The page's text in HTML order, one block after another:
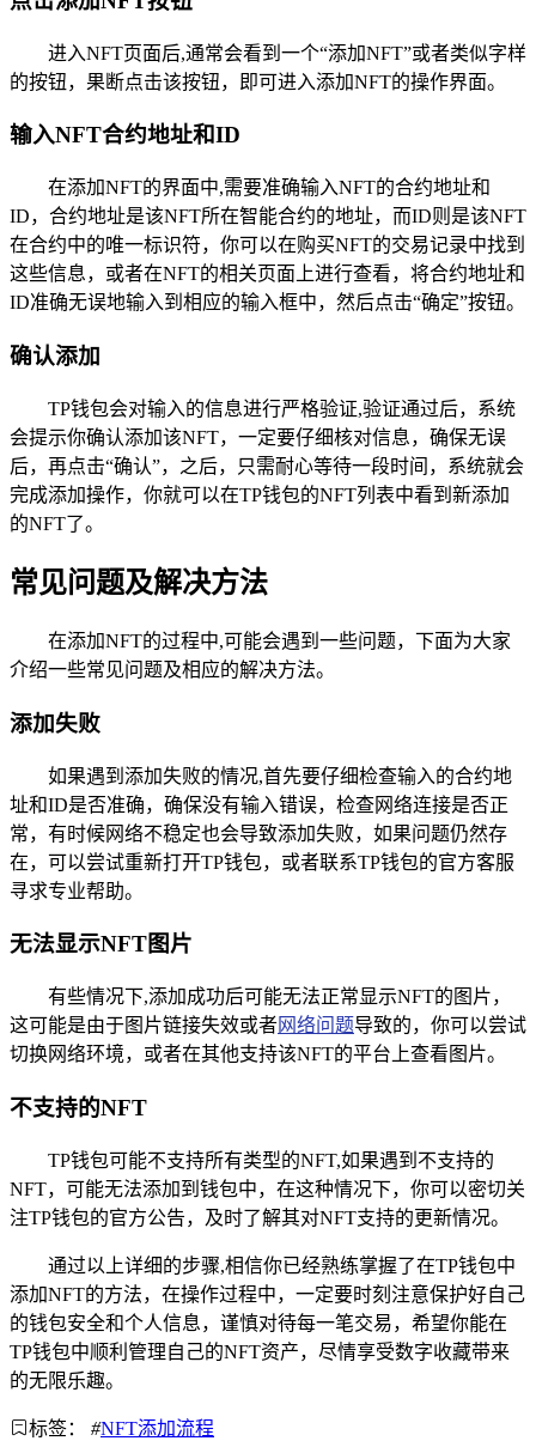
进入NFT页面后,通常会看到一个“添加NFT”或者类似字样
的按钮，果断点击该按钮，即可进入添加NFT的操作界面。
输入NFT合约地址和ID
在添加NFT的界面中,需要准确输入NFT的合约地址和
ID，合约地址是该NFT所在智能合约的地址，而ID则是该NFT
在合约中的唯一标识符，你可以在购买NFT的交易记录中找到
这些信息，或者在NFT的相关页面上进行查看，将合约地址和
ID准确无误地输入到相应的输入框中，然后点击“确定”按钮。
确认添加
TP钱包会对输入的信息进行严格验证,验证通过后，系统
会提示你确认添加该NFT，一定要仔细核对信息，确保无误
后，再点击“确认”，之后，只需耐心等待一段时间，系统就会
完成添加操作，你就可以在TP钱包的NFT列表中看到新添加
的NFT了。
常见问题及解决方法
在添加NFT的过程中,可能会遇到一些问题，下面为大家
介绍一些常见问题及相应的解决方法。
添加失败
如果遇到添加失败的情况,首先要仔细检查输入的合约地
址和ID是否准确，确保没有输入错误，检查网络连接是否正
常，有时候网络不稳定也会导致添加失败，如果问题仍然存
在，可以尝试重新打开TP钱包，或者联系TP钱包的官方客服
寻求专业帮助。
无法显示NFT图片
有些情况下,添加成功后可能无法正常显示NFT的图片，
这可能是由于图片链接失效或者网络问题导致的，你可以尝试
切换网络环境，或者在其他支持该NFT的平台上查看图片。
不支持的NFT
TP钱包可能不支持所有类型的NFT,如果遇到不支持的
NFT，可能无法添加到钱包中，在这种情况下，你可以密切关
注TP钱包的官方公告，及时了解其对NFT支持的更新情况。
通过以上详细的步骤,相信你已经熟练掌握了在TP钱包中
添加NFT的方法，在操作过程中，一定要时刻注意保护好自己
的钱包安全和个人信息，谨慎对待每一笔交易，希望你能在
TP钱包中顺利管理自己的NFT资产，尽情享受数字收藏带来
的无限乐趣。
标签： #NFT添加流程